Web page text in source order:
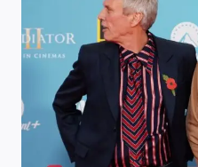
VERPAKKING
VAN
WICKED-
POPPEN